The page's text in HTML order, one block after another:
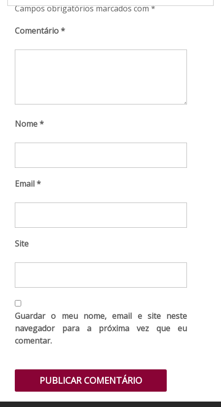
Campos obrigatórios marcados com*
Comentário*
Nome*
Email*
Site
Guardar o meu nome, email e site neste
navegador para a próxima vez que eu
comentar.